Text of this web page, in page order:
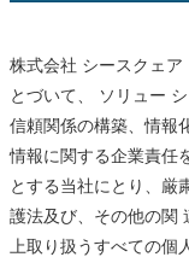
株式会社 シースクェ
とづいて、 ソリュー
信頼関係の構築、情報
情報に関する企業責任
とする当社にとり、厳
護法及び、その他の関
上取り扱うすべての